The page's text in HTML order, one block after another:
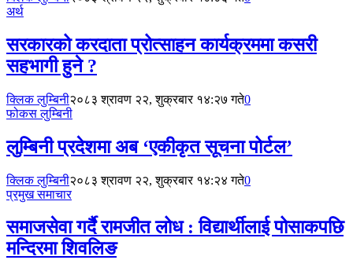
अर्थ
सरकारको करदाता प्रोत्साहन कार्यक्रममा कसरी
सहभागी हुने ?
क्लिक लुम्बिनी२०८३ श्रावण २२, शुक्रबार १४:२७ गते0
फोकस लुम्बिनी
लुम्बिनी प्रदेशमा अब ‘एकीकृत सूचना पोर्टल’
क्लिक लुम्बिनी२०८३ श्रावण २२, शुक्रबार १४:२४ गते0
प्रमुख समाचार
समाजसेवा गर्दै रामजीत लोध : विद्यार्थीलाई पोसाकपछि
मन्दिरमा शिवलिङ